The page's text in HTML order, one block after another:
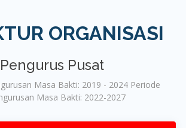
ORGANISASI
Pengurus Pusat
Masa Bakti: 2019 - 2024 Periode
Masa Bakti: 2022-2027